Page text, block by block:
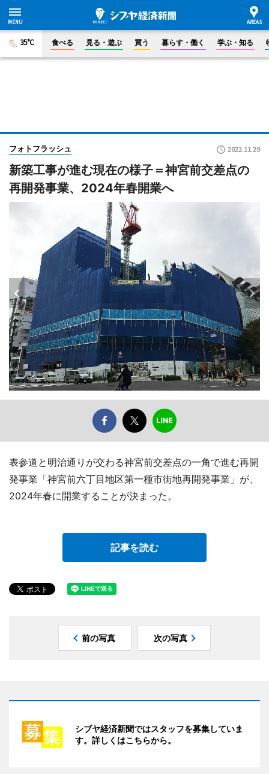
35°C 食べる 見る・遊ぶ 買う 暮らす・働く 学ぶ・知る
フォトフラッシュ 2022.11.29
新築工事が進む現在の様子＝神宮前交差点の
再開発事業、2024年春開業へ
表参道と明治通りが交わる神宮前交差点の一角で進む再開
発事業「神宮前六丁目地区第一種市街地再開発事業」が、
2024年春に開業することが決まった。
記事を読む
前の写真 次の写真
シブヤ経済新聞ではスタッフを募集していま
す。詳しくはこちらから。